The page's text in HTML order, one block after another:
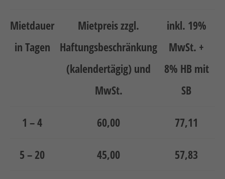
Schulungen
Mietdauer
in Tagen
Mietpreis zzgl.
Haftungsbeschränkung
(kalendertägig) und
MwSt.
inkl. 19%
MwSt. +
8% HB mit
SB
1 – 4 60,00 77,11
5 – 20 45,00 57,83